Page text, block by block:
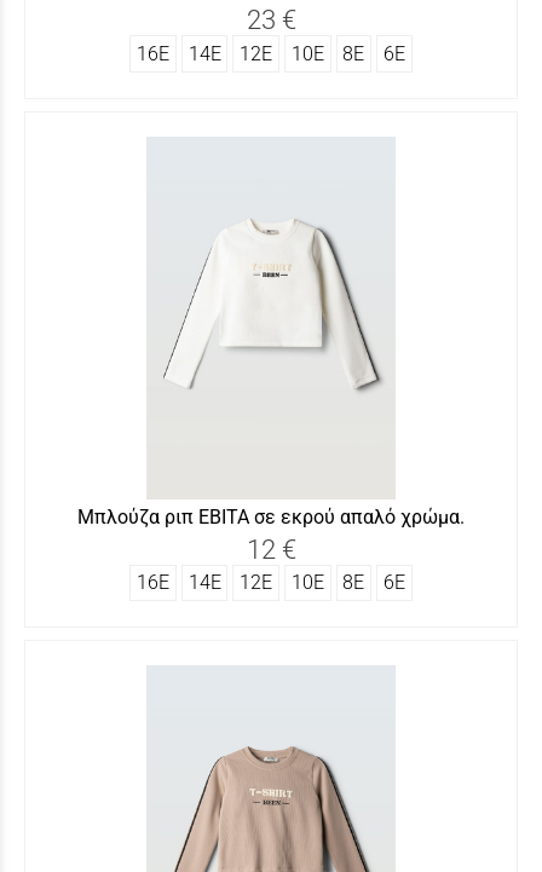
23 €
16Ε 14Ε 12Ε 10Ε 8Ε 6Ε
Μπλούζα ριπ ΕΒΙΤΑ σε εκρού απαλό χρώμα.
12 €
16Ε 14Ε 12Ε 10Ε 8Ε 6Ε